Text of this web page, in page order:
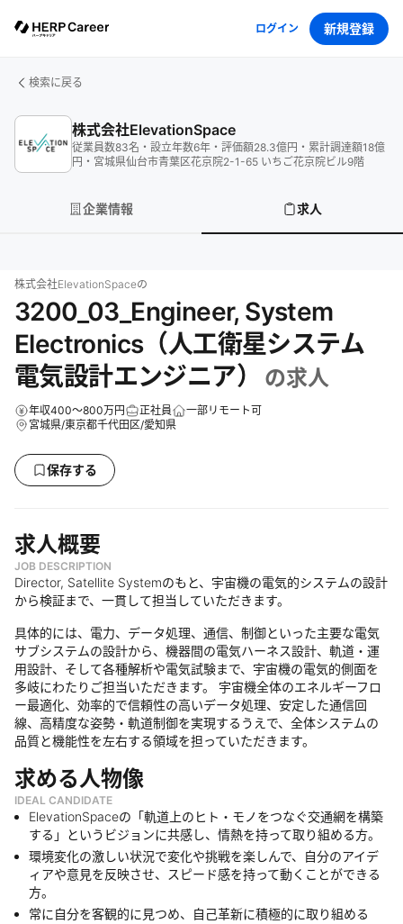
ログイン 新規登録
検索に戻る
株式会社ElevationSpace
従業員数83名 ・ 設立年数6年 ・ 評価額28.3億円 ・ 累計調達額18億
円 ・ 宮城県仙台市青葉区花京院2-1-65 いちご花京院ビル9階
企業情報 求人
株式会社ElevationSpaceの
3200_03_Engineer, System
Electronics（人工衛星システム
電気設計エンジニア）
の求人
年収400～800万円 正社員
一部リモート可
宮城県/東京都千代田区/愛知県
保存する
求人概要
JOB DESCRIPTION
Director, Satellite Systemのもと、宇宙機の電気的システムの設計
から検証まで、一貫して担当していただきます。
具体的には、電力、データ処理、通信、制御といった主要な電気
サブシステムの設計から、機器間の電気ハーネス設計、軌道・運
用設計、そして各種解析や電気試験まで、宇宙機の電気的側面を
多岐にわたりご担当いただきます。 宇宙機全体のエネルギーフロ
ー最適化、効率的で信頼性の高いデータ処理、安定した通信回
線、高精度な姿勢・軌道制御を実現するうえで、全体システムの
品質と機能性を左右する領域を担っていただきます。
求める人物像
IDEAL CANDIDATE
ElevationSpaceの「軌道上のヒト・モノをつなぐ交通網を構築
する」というビジョンに共感し、情熱を持って取り組める方。
環境変化の激しい状況で変化や挑戦を楽しんで、自分のアイデ
ィアや意見を反映させ、スピード感を持って動くことができる
方。
常に自分を客観的に見つめ、自己革新に積極的に取り組める